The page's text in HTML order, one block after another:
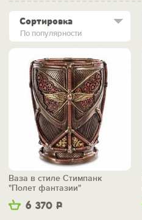
По популярности
Сортировка
6 370 Р
Ваза в стиле Стимпанк
"Полет фантазии"